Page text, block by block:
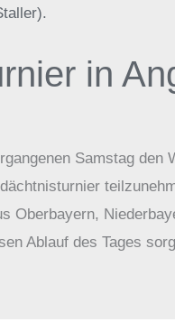
in
Samstag den
Oberbayern,
Ablauf des Tages